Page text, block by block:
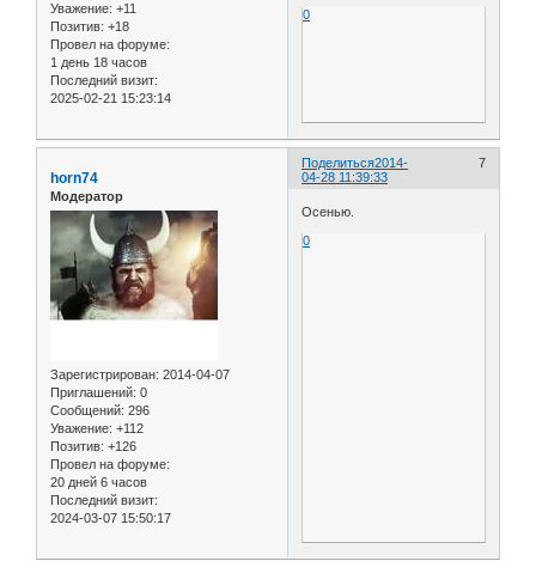
Уважение: +11
Позитив: +18
Провел на форуме:
1 день 18 часов
Последний визит:
2025-02-21 15:23:14
0
Поделиться 7
2014-
04-28 11:39:33
horn74
Модератор
Зарегистрирован: 2014-04-07
Приглашений: 0
Сообщений: 296
Уважение: +112
Позитив: +126
Провел на форуме:
20 дней 6 часов
Последний визит:
2024-03-07 15:50:17
Осенью.
0